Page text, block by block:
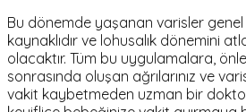
Bu dönemde yaşanan varisler
kaynaklıdır ve lohusalık dönemini
olacaktır. Tüm bu uygulamalara,
sonrasında oluşan ağrılarınız ve
vakit kaybetmeden uzman bir